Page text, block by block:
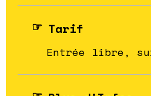
Tarif
Entrée libre,